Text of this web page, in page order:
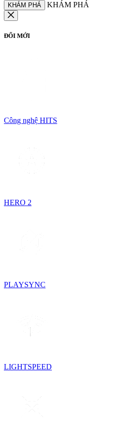
KHÁM PHÁ KHÁM PHÁ
ĐỔI MỚI
Công nghệ HITS
HERO 2
PLAYSYNC
LIGHTSPEED